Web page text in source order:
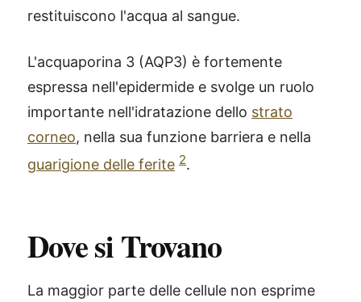
restituiscono l'acqua al sangue.
L'acquaporina 3 (AQP3) è fortemente
espressa nell'epidermide e svolge un ruolo
importante nell'idratazione dello strato
corneo, nella sua funzione barriera e nella
guarigione delle ferite 2.
Dove si Trovano
La maggior parte delle cellule non esprime